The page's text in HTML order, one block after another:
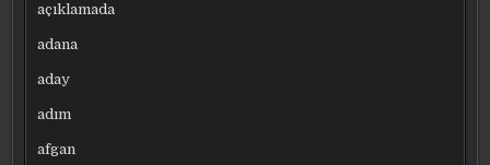
açıklamada
adana
aday
adım
afgan